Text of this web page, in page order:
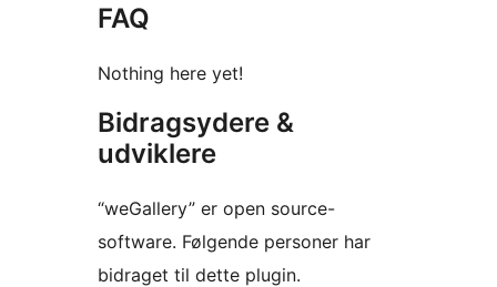
FAQ
Nothing here yet!
Bidragsydere &
udviklere
“weGallery” er open source-
software. Følgende personer har
bidraget til dette plugin.